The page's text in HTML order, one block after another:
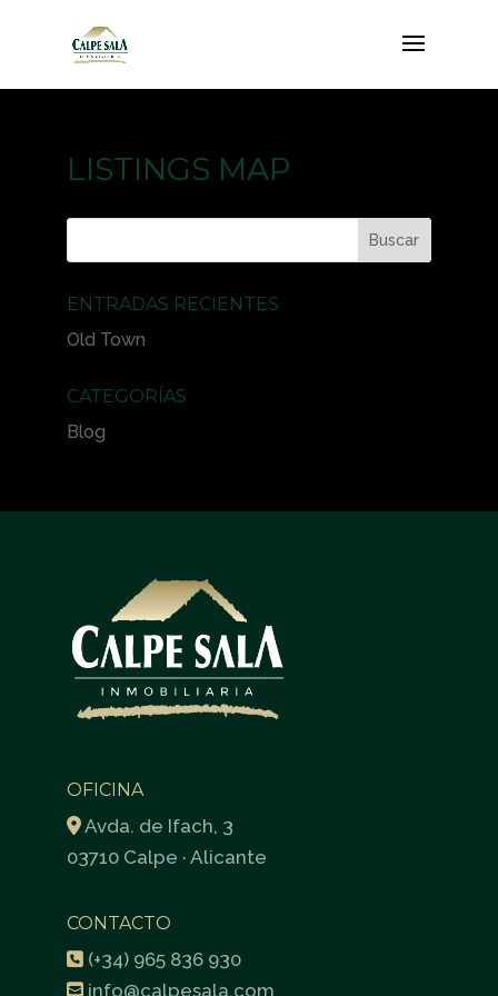
LISTINGS MAP
ENTRADAS RECIENTES
Old Town
CATEGORÍAS
Blog
OFICINA
Avda. de Ifach, 3
03710 Calpe · Alicante
CONTACTO
(+34) 965 836 930
info@calpesala.com